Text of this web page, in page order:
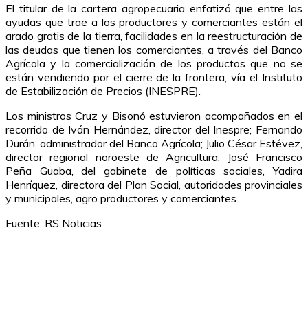
El titular de la cartera agropecuaria enfatizó que entre las
ayudas que trae a los productores y comerciantes están el
arado gratis de la tierra, facilidades en la reestructuración de
las deudas que tienen los comerciantes, a través del Banco
Agrícola y la comercialización de los productos que no se
están vendiendo por el cierre de la frontera, vía el Instituto
de Estabilización de Precios (INESPRE).
Los ministros Cruz y Bisonó estuvieron acompañados en el
recorrido de Iván Hernández, director del Inespre; Fernando
Durán, administrador del Banco Agrícola; Julio César Estévez,
director regional noroeste de Agricultura; José Francisco
Peña Guaba, del gabinete de políticas sociales, Yadira
Henríquez, directora del Plan Social, autoridades provinciales
y municipales, agro productores y comerciantes.
Fuente: RS Noticias